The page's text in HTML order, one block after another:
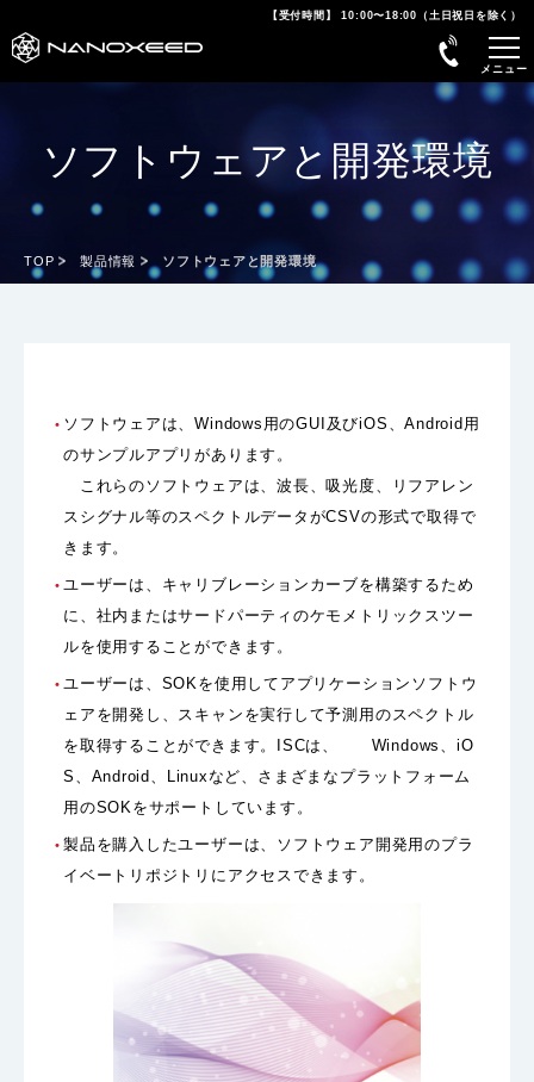
【受付時間】 10:00〜18:00（土日祝日を除く）
ソフトウェアと開発環境
TOP 製品情報 ソフトウェアと開発環境
ソフトウェアは、Windows用のGUI及びiOS、Android用
のサンプルアプリがあります。
これらのソフトウェアは、波長、吸光度、リフアレン
スシグナル等のスペクトルデータがCSVの形式で取得で
きます。
ユーザーは、キャリブレーションカーブを構築するため
に、社内またはサードパーティのケモメトリックスツー
ルを使用することができます。
ユーザーは、SOKを使用してアプリケーションソフトウ
ェアを開発し、スキャンを実行して予測用のスペクトル
を取得することができます。ISCは、 Windows、iO
S、Android、Linuxなど、さまざまなプラットフォーム
用のSOKをサポートしています。
製品を購入したユーザーは、ソフトウェア開発用のプラ
イベートリポジトリにアクセスできます。